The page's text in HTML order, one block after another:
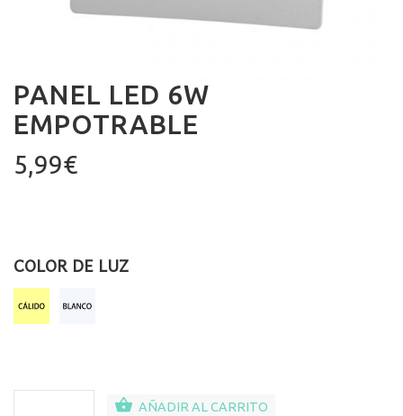
PANEL LED 6W
EMPOTRABLE
5,99€
COLOR DE LUZ
AÑADIR AL CARRITO